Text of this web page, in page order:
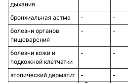
дыхания
бронхиальная астма - -
болезни органов
пищеварения
- -
болезни кожи и
подкожной клетчатки
- -
атопический дерматит - -